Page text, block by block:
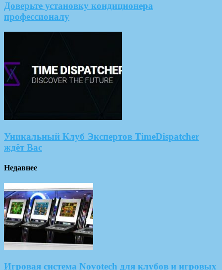
Доверьте установку кондиционера
профессионалу
Уникальный Клуб Экспертов TimeDispatcher
ждёт Вас
Недавнее
Игровая система Novotech для клубов и игровых